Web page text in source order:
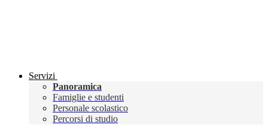
Servizi
Panoramica
Famiglie e studenti
Personale scolastico
Percorsi di studio